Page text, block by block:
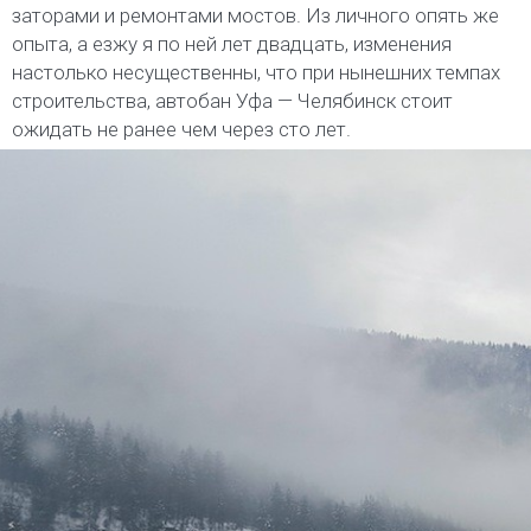
заторами и ремонтами мостов. Из личного опять же
опыта, а езжу я по ней лет двадцать, изменения
настолько несущественны, что при нынешних темпах
строительства, автобан Уфа — Челябинск стоит
ожидать не ранее чем через сто лет.